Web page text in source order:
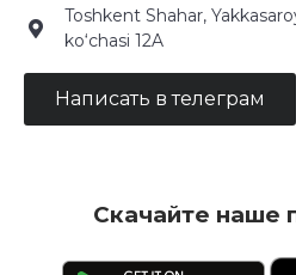
Toshkent Shahar,
ko‘chasi 12A
Написать в телеграм
Скачайте наше